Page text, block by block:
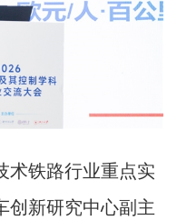
铁路行业重点实
创新研究中心副主